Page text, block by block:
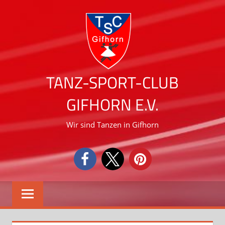
TANZ-SPORT-CLUB
GIFHORN E.V.
Wir sind Tanzen in Gifhorn